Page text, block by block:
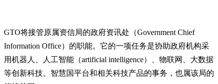
GTO将接管原属资信局的政府资讯处（Government Chief
Information Office）的职能。它的一项任务是协助政府机构采
用机器人、人工智能（artificial intelligence）、物联网、大数据
等创新科技。智慧国平台和相关科技产品的事务，也属该局的